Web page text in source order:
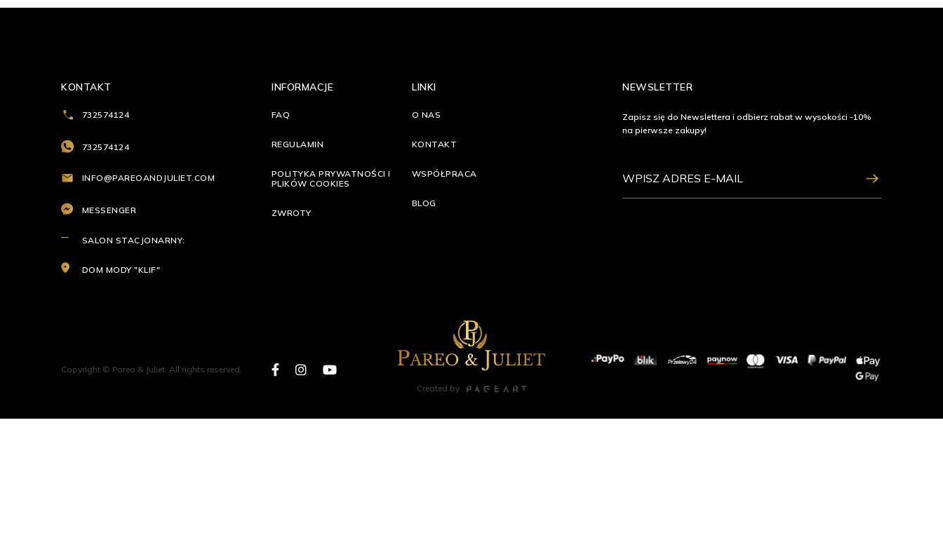
KONTAKT
732574124
732574124
INFO@PAREOANDJULIET.COM
MESSENGER
SALON STACJONARNY:
DOM MODY "KLIF"
INFORMACJE
FAQ
REGULAMIN
POLITYKA PRYWATNOŚCI I
PLIKÓW COOKIES
ZWROTY
LINKI
O NAS
KONTAKT
WSPÓŁPRACA
BLOG
NEWSLETTER
Zapisz się do Newslettera i odbierz rabat w wysokości -10%
na pierwsze zakupy!
Copyright © Pareo & Juliet. All rights reserved.
Created by